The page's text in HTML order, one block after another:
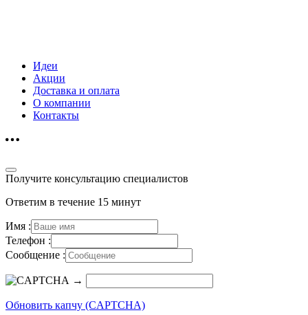
Идеи
Акции
Доставка и оплата
О компании
Контакты
Получите консультацию специалистов
Ответим в течение 15 минут
Имя :
Телефон :
Сообщение :
→
Обновить капчу (CAPTCHA)